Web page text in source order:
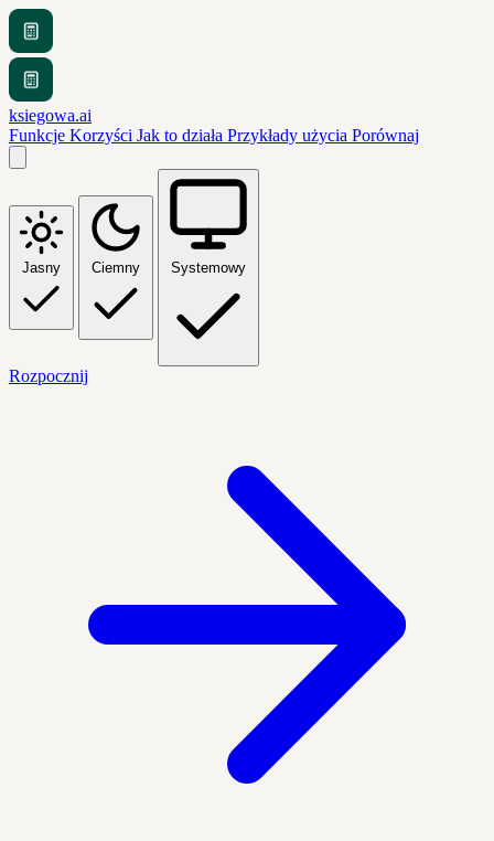
ksiegowa.ai
Funkcje Korzyści Jak to działa Przykłady użycia Porównaj
Jasny Ciemny Systemowy
Rozpocznij